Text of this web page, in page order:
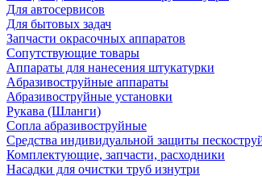
Для автосервисов
Для бытовых задач
Запчасти окрасочных аппаратов
Сопутствующие товары
Аппараты для нанесения штукатурки
Aбразивоструйные аппараты
Абразивоструйные установки
Рукава (Шланги)
Сопла абразивоструйные
Средства индивидуальной защиты
Комплектующие, запчасти, расходники
Насадки для очистки труб изнутри